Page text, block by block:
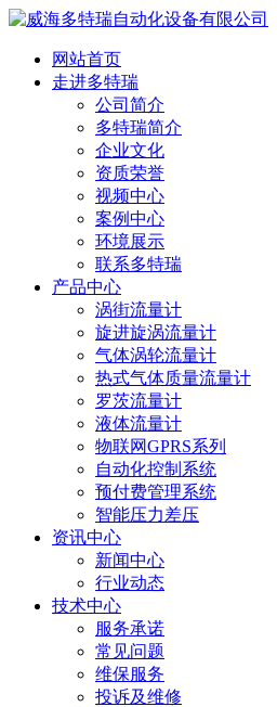
网站首页
走进多特瑞
公司简介
多特瑞简介
企业文化
资质荣誉
视频中心
案例中心
环境展示
联系多特瑞
产品中心
涡街流量计
旋进旋涡流量计
气体涡轮流量计
热式气体质量流量计
罗茨流量计
液体流量计
物联网GPRS系列
自动化控制系统
预付费管理系统
智能压力差压
资讯中心
新闻中心
行业动态
技术中心
服务承诺
常见问题
维保服务
投诉及维修